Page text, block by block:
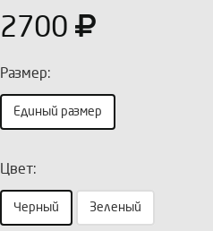
2700
Размер:
Единый размер
Цвет:
Черный Зеленый
Выберите количество: